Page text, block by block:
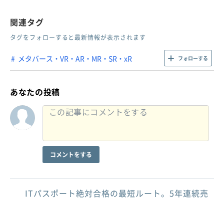
関連タグ
タグをフォローすると最新情報が表示されます
メタバース・VR・AR・MR・SR・xR フォローする
あなたの投稿
コメントをする
ITパスポート絶対合格の最短ルート。5年連続売